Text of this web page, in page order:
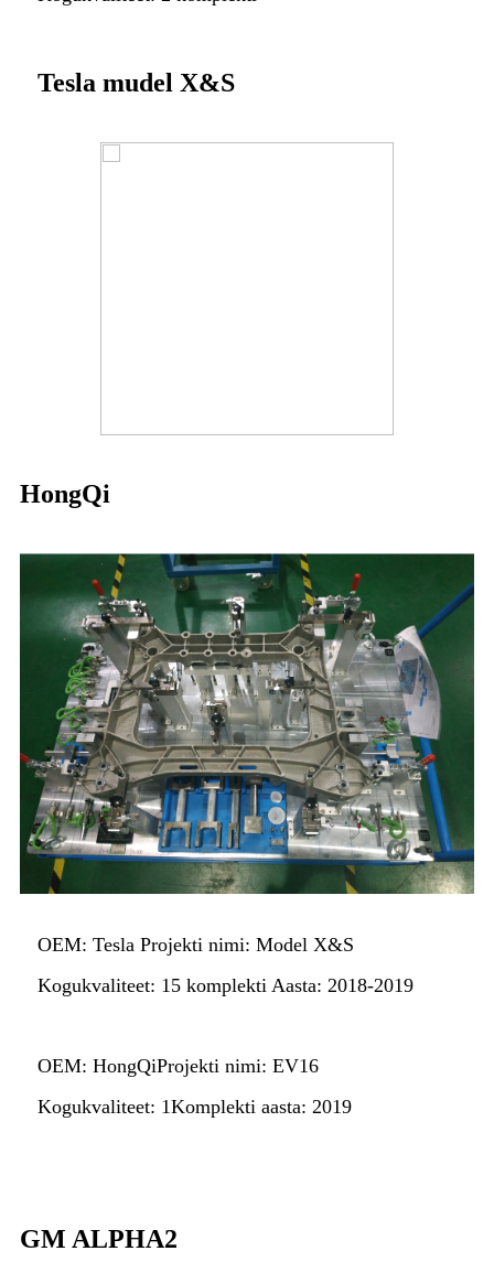
Tesla mudel X&S
HongQi
OEM: Tesla Projekti nimi: Model X&S
Kogukvaliteet: 15 komplekti Aasta: 2018-2019
OEM: HongQiProjekti nimi: EV16
Kogukvaliteet: 1Komplekti aasta: 2019
GM ALPHA2